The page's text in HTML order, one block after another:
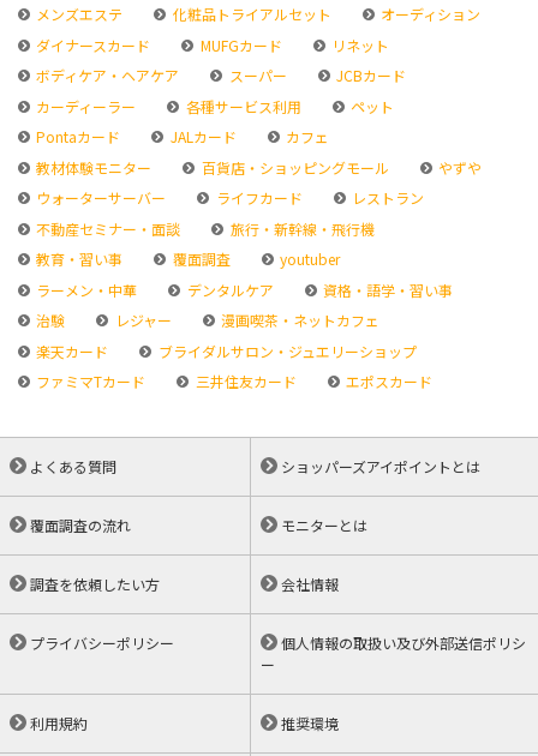
メンズエステ
化粧品トライアルセット
オーディション
ダイナースカード
MUFGカード
リネット
ボディケア・ヘアケア
スーパー
JCBカード
カーディーラー
各種サービス利用
ペット
Pontaカード
JALカード
カフェ
教材体験モニター
百貨店・ショッピングモール
やずや
ウォーターサーバー
ライフカード
レストラン
不動産セミナー・面談
旅行・新幹線・飛行機
教育・習い事
覆面調査
youtuber
ラーメン・中華
デンタルケア
資格・語学・習い事
治験
レジャー
漫画喫茶・ネットカフェ
楽天カード
ブライダルサロン・ジュエリーショップ
ファミマTカード
三井住友カード エポスカード
よくある質問 ショッパーズアイポイントとは
覆面調査の流れ モニターとは
調査を依頼したい方 会社情報
プライバシーポリシー
個人情報の取扱い及び外部送信ポリシ
ー
利用規約 推奨環境